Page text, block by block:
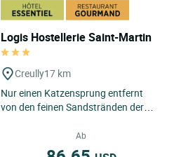
Logis Hostellerie Saint-Martin
Creully17 km
Nur einen Katzensprung entfernt
von den feinen Sandstränden der
grünen Umgebung empfängt...
Ab